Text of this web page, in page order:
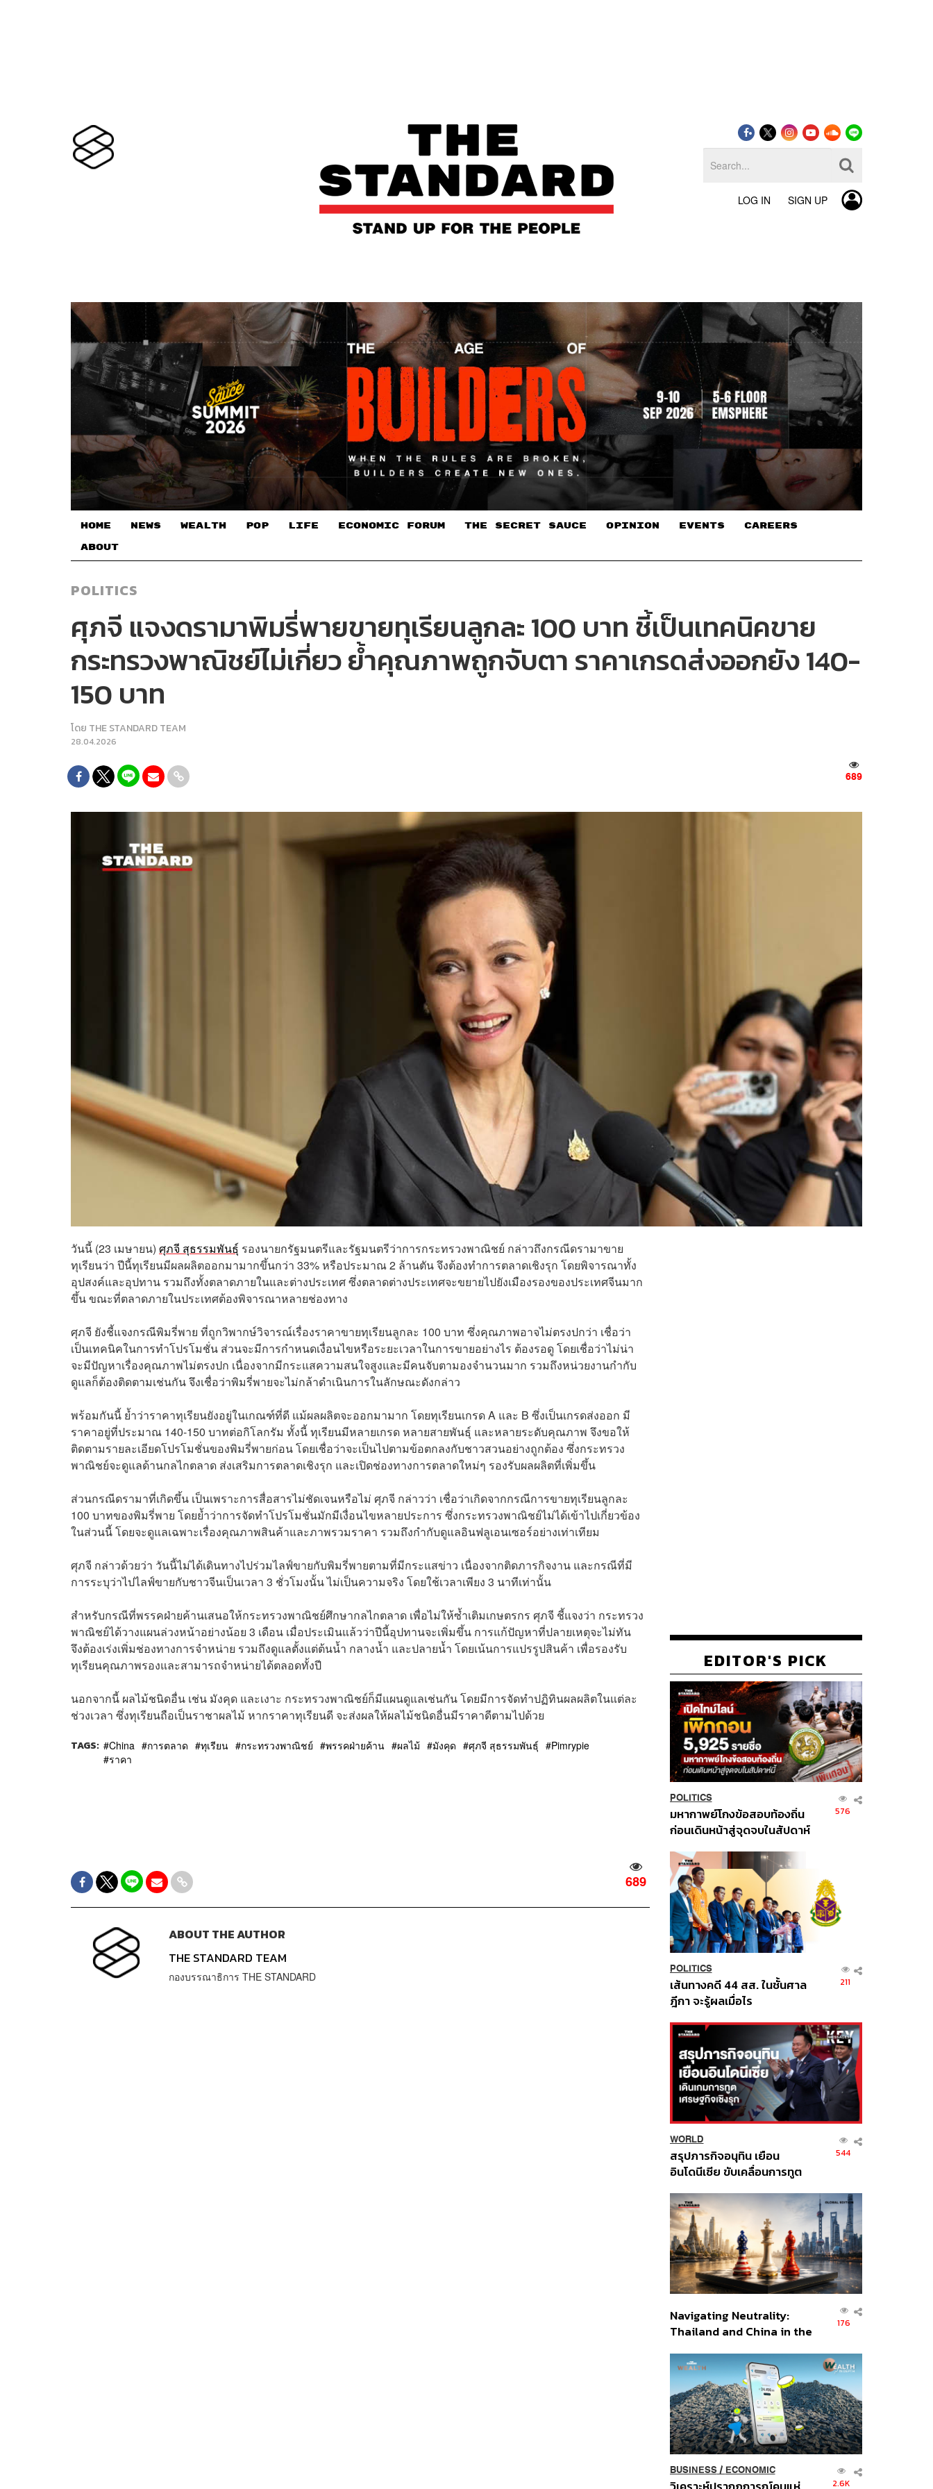
LOG IN SIGN UP
HOME NEWS WEALTH POP LIFE ECONOMIC FORUM THE SECRET SAUCE​ OPINION EVENTS CAREERS
ABOUT
POLITICS
ศุภจี แจงดรามาพิมรี่พายขายทุเรียนลูกละ 100 บาท ชี้เป็นเทคนิคขาย
กระทรวงพาณิชย์ไม่เกี่ยว ย้ำคุณภาพถูกจับตา ราคาเกรดส่งออกยัง 140-
150 บาท
โดย THE STANDARD TEAM
28.04.2026
689
วันนี้ (23 เมษายน) ศุภจี สุธรรมพันธุ์ รองนายกรัฐมนตรีและรัฐมนตรีว่าการกระทรวงพาณิชย์ กล่าวถึงกรณีดรามาขาย
ทุเรียนว่า ปีนี้ทุเรียนมีผลผลิตออกมามากขึ้นกว่า 33% หรือประมาณ 2 ล้านตัน จึงต้องทำการตลาดเชิงรุก โดยพิจารณาทั้ง
อุปสงค์และอุปทาน รวมถึงทั้งตลาดภายในและต่างประเทศ ซึ่งตลาดต่างประเทศจะขยายไปยังเมืองรองของประเทศจีนมาก
ขึ้น ขณะที่ตลาดภายในประเทศต้องพิจารณาหลายช่องทาง
ศุภจี ยังชี้แจงกรณีพิมรี่พาย ที่ถูกวิพากษ์วิจารณ์เรื่องราคาขายทุเรียนลูกละ 100 บาท ซึ่งคุณภาพอาจไม่ตรงปกว่า เชื่อว่า
เป็นเทคนิคในการทำโปรโมชั่น ส่วนจะมีการกำหนดเงื่อนไขหรือระยะเวลาในการขายอย่างไร ต้องรอดู โดยเชื่อว่าไม่น่า
จะมีปัญหาเรื่องคุณภาพไม่ตรงปก เนื่องจากมีกระแสความสนใจสูงและมีคนจับตามองจำนวนมาก รวมถึงหน่วยงานกำกับ
ดูแลก็ต้องติดตามเช่นกัน จึงเชื่อว่าพิมรี่พายจะไม่กล้าดำเนินการในลักษณะดังกล่าว
พร้อมกันนี้ ย้ำว่าราคาทุเรียนยังอยู่ในเกณฑ์ที่ดี แม้ผลผลิตจะออกมามาก โดยทุเรียนเกรด A และ B ซึ่งเป็นเกรดส่งออก มี
ราคาอยู่ที่ประมาณ 140-150 บาทต่อกิโลกรัม ทั้งนี้ ทุเรียนมีหลายเกรด หลายสายพันธุ์ และหลายระดับคุณภาพ จึงขอให้
ติดตามรายละเอียดโปรโมชั่นของพิมรี่พายก่อน โดยเชื่อว่าจะเป็นไปตามข้อตกลงกับชาวสวนอย่างถูกต้อง ซึ่งกระทรวง
พาณิชย์จะดูแลด้านกลไกตลาด ส่งเสริมการตลาดเชิงรุก และเปิดช่องทางการตลาดใหม่ๆ รองรับผลผลิตที่เพิ่มขึ้น
ส่วนกรณีดรามาที่เกิดขึ้น เป็นเพราะการสื่อสารไม่ชัดเจนหรือไม่ ศุภจี กล่าวว่า เชื่อว่าเกิดจากกรณีการขายทุเรียนลูกละ
100 บาทของพิมรี่พาย โดยย้ำว่าการจัดทำโปรโมชั่นมักมีเงื่อนไขหลายประการ ซึ่งกระทรวงพาณิชย์ไม่ได้เข้าไปเกี่ยวข้อง
ในส่วนนี้ โดยจะดูแลเฉพาะเรื่องคุณภาพสินค้าและภาพรวมราคา รวมถึงกำกับดูแลอินฟลูเอนเซอร์อย่างเท่าเทียม
ศุภจี กล่าวด้วยว่า วันนี้ไม่ได้เดินทางไปร่วมไลฟ์ขายกับพิมรี่พายตามที่มีกระแสข่าว เนื่องจากติดภารกิจงาน และกรณีที่มี
การระบุว่าไปไลฟ์ขายกับชาวจีนเป็นเวลา 3 ชั่วโมงนั้น ไม่เป็นความจริง โดยใช้เวลาเพียง 3 นาทีเท่านั้น
สำหรับกรณีที่พรรคฝ่ายค้านเสนอให้กระทรวงพาณิชย์ศึกษากลไกตลาด เพื่อไม่ให้ซ้ำเติมเกษตรกร ศุภจี ชี้แจงว่า กระทรวง
พาณิชย์ได้วางแผนล่วงหน้าอย่างน้อย 3 เดือน เมื่อประเมินแล้วว่าปีนี้อุปทานจะเพิ่มขึ้น การแก้ปัญหาที่ปลายเหตุจะไม่ทัน
จึงต้องเร่งเพิ่มช่องทางการจำหน่าย รวมถึงดูแลตั้งแต่ต้นน้ำ กลางน้ำ และปลายน้ำ โดยเน้นการแปรรูปสินค้า เพื่อรองรับ
ทุเรียนคุณภาพรองและสามารถจำหน่ายได้ตลอดทั้งปี
นอกจากนี้ ผลไม้ชนิดอื่น เช่น มังคุด และเงาะ กระทรวงพาณิชย์ก็มีแผนดูแลเช่นกัน โดยมีการจัดทำปฏิทินผลผลิตในแต่ละ
ช่วงเวลา ซึ่งทุเรียนถือเป็นราชาผลไม้ หากราคาทุเรียนดี จะส่งผลให้ผลไม้ชนิดอื่นมีราคาดีตามไปด้วย
TAGS: China การตลาด ทุเรียน กระทรวงพาณิชย์ พรรคฝ่ายค้าน ผลไม้ มังคุด ศุภจี สุธรรมพันธุ์
Pimrypie
ราคา
689
ABOUT THE AUTHOR
THE STANDARD TEAM
กองบรรณาธิการ THE STANDARD
EDITOR'S PICK
POLITICS
มหากาพย์โกงข้อสอบท้องถิ่น
ก่อนเดินหน้าสู่จุดจบในสัปดาห์
576
POLITICS
เส้นทางคดี 44 สส. ในชั้นศาล
ฎีกา จะรู้ผลเมื่อไร
211
WORLD
สรุปภารกิจอนุทิน เยือน
อินโดนีเซีย ขับเคลื่อนการทูต
ส่วนยุทธศาสตร์ไทย –
อินโดนีเซีย
544
Navigating Neutrality:
Thailand and China in the
Order
176
BUSINESS/ ECONOMIC
2.6K